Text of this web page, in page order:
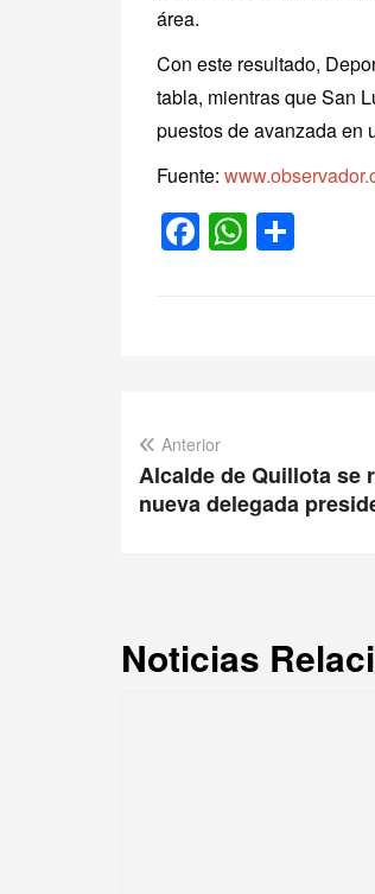
área.
Con este resultado,
tabla, mientras que San
puestos de avanzada en
Fuente:
Facebook
Anterior
Alcalde de Quillota se
nueva delegada
Noticias